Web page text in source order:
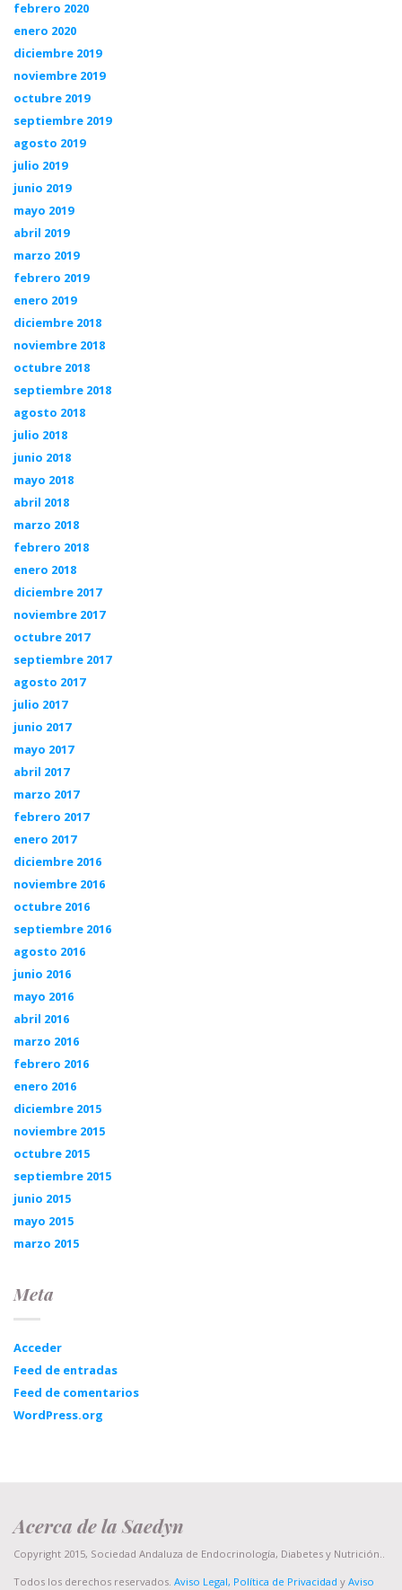
febrero 2020
enero 2020
diciembre 2019
noviembre 2019
octubre 2019
septiembre 2019
agosto 2019
julio 2019
junio 2019
mayo 2019
abril 2019
marzo 2019
febrero 2019
enero 2019
diciembre 2018
noviembre 2018
octubre 2018
septiembre 2018
agosto 2018
julio 2018
junio 2018
mayo 2018
abril 2018
marzo 2018
febrero 2018
enero 2018
diciembre 2017
noviembre 2017
octubre 2017
septiembre 2017
agosto 2017
julio 2017
junio 2017
mayo 2017
abril 2017
marzo 2017
febrero 2017
enero 2017
diciembre 2016
noviembre 2016
octubre 2016
septiembre 2016
agosto 2016
junio 2016
mayo 2016
abril 2016
marzo 2016
febrero 2016
enero 2016
diciembre 2015
noviembre 2015
octubre 2015
septiembre 2015
junio 2015
mayo 2015
marzo 2015
Meta
Acceder
Feed de entradas
Feed de comentarios
WordPress.org
Acerca de la Saedyn
Copyright 2015, Sociedad Andaluza de Endocrinología, Diabetes y Nutrición..
Todos los derechos reservados. Aviso Legal, Política de Privacidad y Aviso